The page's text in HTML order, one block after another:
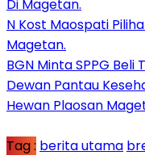
Di Magetan.
N Kost Maospati
Magetan.
BGN Minta SPPG
Dewan Pantau
Hewan Plaosan
Tag : berita utama